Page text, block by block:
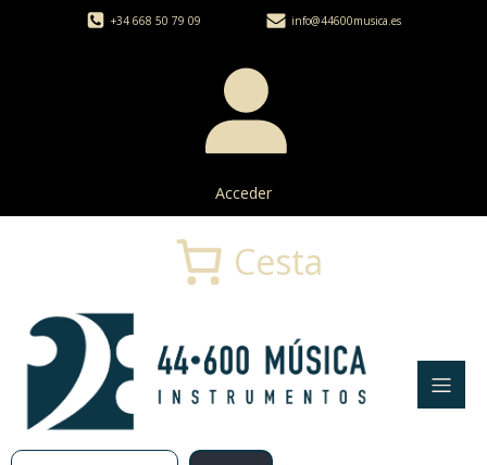
+34 668 50 79 09 info@44600musica.es
Acceder
Cesta